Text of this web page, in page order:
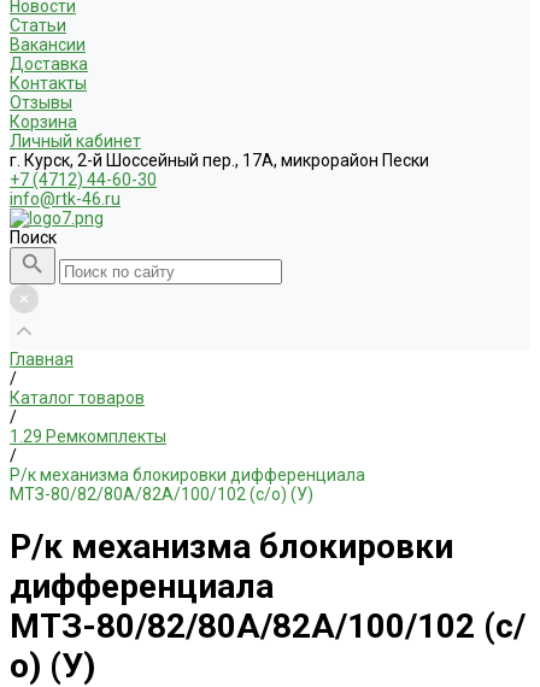
Новости
Статьи
Вакансии
Доставка
Контакты
Отзывы
Корзина
Личный кабинет
г. Курск, 2-й Шоссейный пер., 17А, микрорайон Пески
+7 (4712) 44-60-30
info@rtk-46.ru
Поиск
Главная
/
Каталог товаров
/
1.29 Ремкомплекты
/
Р/к механизма блокировки дифференциала
МТЗ-80/82/80А/82А/100/102 (с/о) (У)
Р/к механизма блокировки
дифференциала
МТЗ-80/82/80А/82А/100/102 (с/
о) (У)